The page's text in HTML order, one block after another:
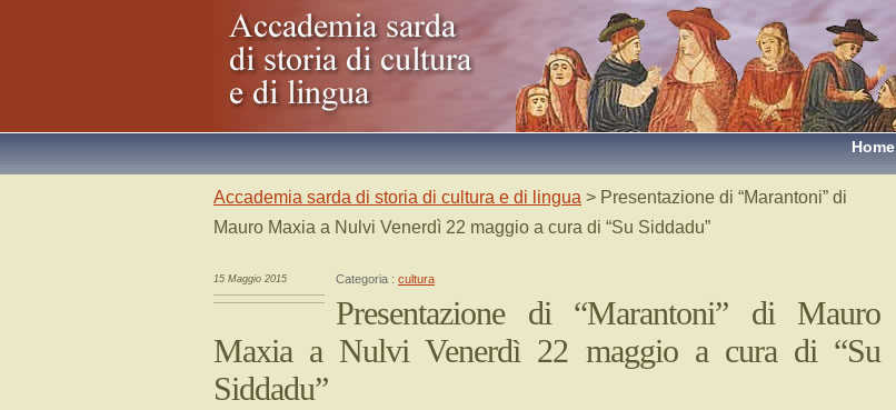
Home
Accademia sarda di storia di cultura e di lingua > Presentazione di “Marantoni” di
Mauro Maxia a Nulvi Venerdì 22 maggio a cura di “Su Siddadu”
15 Maggio 2015 Categoria : cultura
Presentazione di “Marantoni” di Mauro
Maxia a Nulvi Venerdì 22 maggio a cura di “Su
Siddadu”